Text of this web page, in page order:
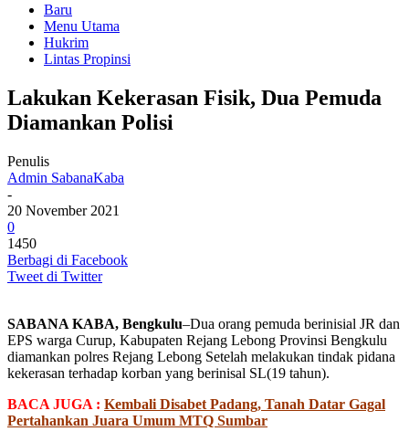
Baru
Menu Utama
Hukrim
Lintas Propinsi
Lakukan Kekerasan Fisik, Dua Pemuda
Diamankan Polisi
Penulis
Admin SabanaKaba
-
20 November 2021
0
1450
Berbagi di Facebook
Tweet di Twitter
SABANA KABA, Bengkulu–Dua orang pemuda berinisial JR dan
EPS warga Curup, Kabupaten Rejang Lebong Provinsi Bengkulu
diamankan polres Rejang Lebong Setelah melakukan tindak pidana
kekerasan terhadap korban yang berinisal SL(19 tahun).
BACA JUGA : Kembali Disabet Padang, Tanah Datar Gagal
Pertahankan Juara Umum MTQ Sumbar